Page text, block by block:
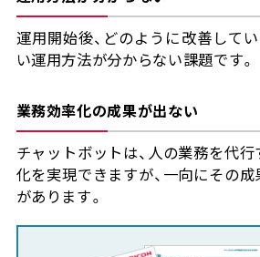
運用開始後、どのように改善して
い運用方法が分からない課題です。
業務効率化の成果が出ない
チャットボットは、人の業務を代
化を実現できますが、一向にその
があります。